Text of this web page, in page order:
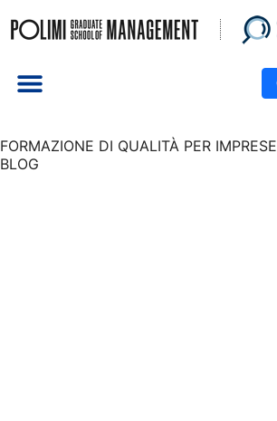
FORMAZIONE DI QUALITÀ PER
BLOG